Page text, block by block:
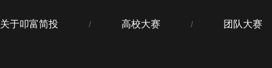
关于叩富简投 / 高校大赛 / 团队大赛